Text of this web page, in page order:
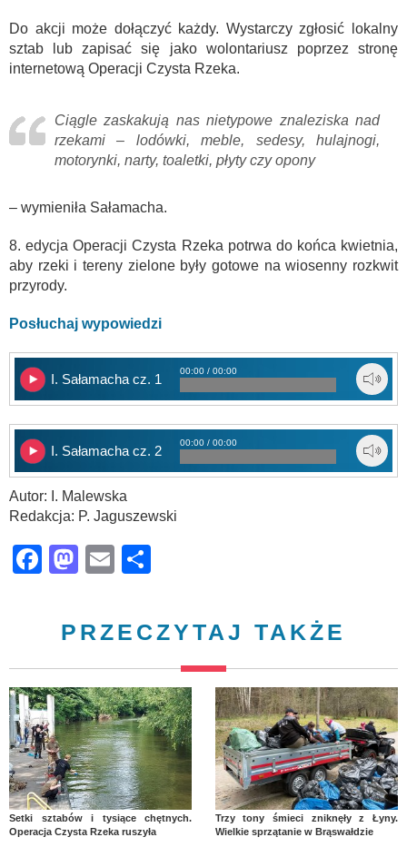
Do akcji może dołączyć każdy. Wystarczy zgłosić lokalny
sztab lub zapisać się jako wolontariusz poprzez stronę
internetową Operacji Czysta Rzeka.
Ciągle zaskakują nas nietypowe znaleziska nad
rzekami – lodówki, meble, sedesy, hulajnogi,
motorynki, narty, toaletki, płyty czy opony
– wymieniła Sałamacha.
8. edycja Operacji Czysta Rzeka potrwa do końca kwietnia,
aby rzeki i tereny zielone były gotowe na wiosenny rozkwit
przyrody.
Posłuchaj wypowiedzi
I. Sałamacha cz. 1
00:00 / 00:00
I. Sałamacha cz. 2
00:00 / 00:00
Autor: I. Malewska
Redakcja: P. Jaguszewski
Facebook
Mastodon
Email
PRZECZYTAJ TAKŻE
Setki sztabów i tysiące chętnych.
Operacja Czysta Rzeka ruszyła
Trzy tony śmieci zniknęły z Łyny.
Wielkie sprzątanie w Brąswałdzie